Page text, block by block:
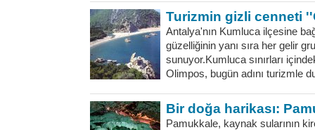
Turizmin gizli cenneti
Antalya'nın Kumluca ilçesine
güzelliğinin yanı sıra her gelir
sunuyor.Kumluca sınırları
Olimpos, bugün adını turizmle
Bir doğa harikası:
Pamukkale, kaynak sularının